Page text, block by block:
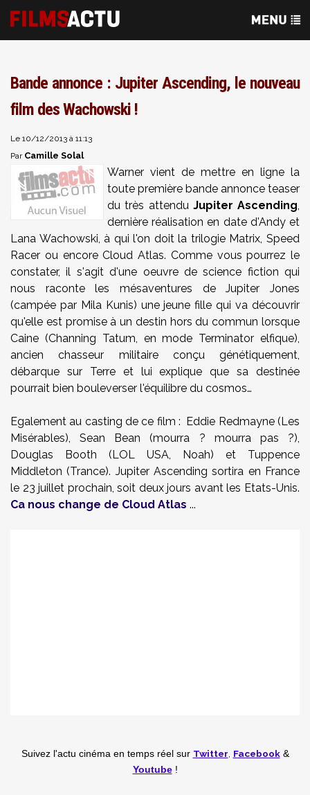
Bande annonce : Jupiter Ascending, le nouveau
film des Wachowski !
Le 10/12/2013 à 11:13
Par Camille Solal
Warner vient de mettre en ligne la
toute première bande annonce teaser
du très attendu Jupiter Ascending,
dernière réalisation en date d'Andy et
Lana Wachowski, à qui l'on doit la trilogie Matrix, Speed
Racer ou encore Cloud Atlas. Comme vous pourrez le
constater, il s'agit d'une oeuvre de science fiction qui
nous raconte les mésaventures
de Jupiter Jones
(campée par Mila Kunis) une jeune fille qui va découvrir
qu'elle est promise à un destin hors du commun lorsque
Caine (Channing Tatum, en mode Terminator elfique),
ancien chasseur militaire conçu génétiquement,
débarque sur Terre et lui explique que sa destinée
pourrait bien bouleverser l'équilibre du cosmos…
Egalement au casting de ce film : Eddie Redmayne (Les
Misérables), Sean Bean (mourra ? mourra pas ?),
Douglas Booth (LOL USA, Noah) et Tuppence
Middleton (Trance). Jupiter Ascending sortira en France
le 23 juillet prochain, soit deux jours avant les Etats-Unis.
Ca nous change de Cloud Atlas ...
Suivez l'actu cinéma en temps réel sur Twitter Facebook&
Youtube!